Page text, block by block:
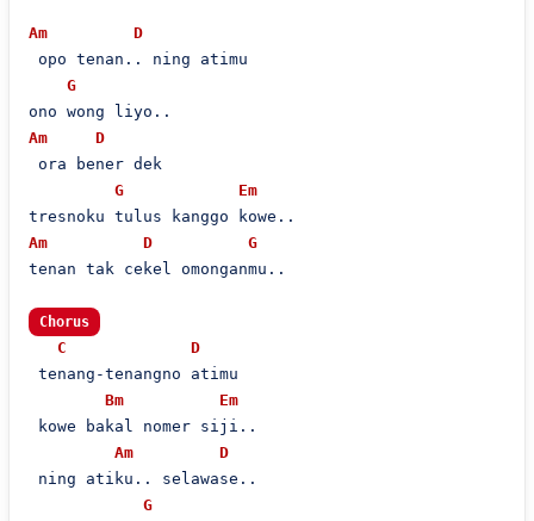
Am
D
opo tenan.. ning atimu
G
Am
D
ora bener dek
G
Em
Am
D
G
tenan tak cekel omonganmu..
Chorus
C
D
tenang-tenangno atimu
Bm
Em
kowe bakal nomer siji..
Am
D
ning atiku.. selawase..
G